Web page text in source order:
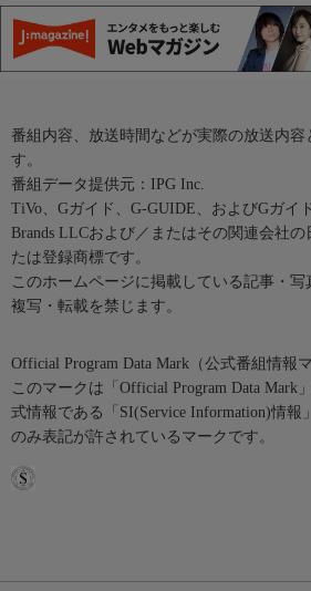
番組内容、放送時間などが実際の放送内容
す。
番組データ提供元：IPG Inc.
TiVo、Gガイド、G-GUIDE、およびGガイ
Brands LLCおよび／またはその関連会社
たは登録商標です。
このホームページに掲載している記事・
複写・転載を禁じます。
Official Program Data Mark（公式番組情報マ
このマークは「Official Program Data Mark
式情報である「SI(Service Information)情報
のみ表記が許されているマークです。